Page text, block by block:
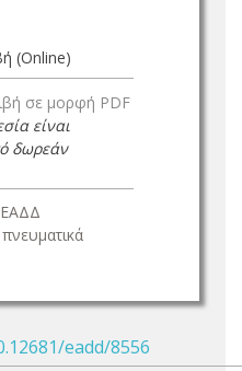
(Online)
σε μορφή PDF
είναι
δωρεάν
ΕΑΔΔ
eadd/8556